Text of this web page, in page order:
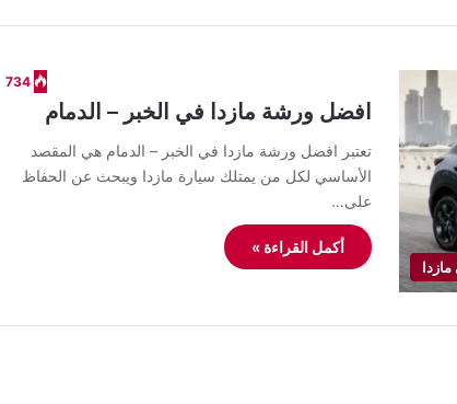
734
افضل ورشة مازدا في الخبر – الدمام
تعتبر افضل ورشة مازدا في الخبر – الدمام هي المقصد
الأساسي لكل من يمتلك سيارة مازدا ويبحث عن الحفاظ
على…
أكمل القراءة »